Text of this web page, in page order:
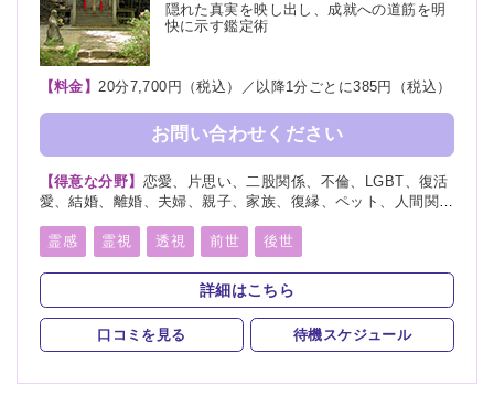
隠れた真実を映し出し、成就への道筋を明
快に示す鑑定術
【料金】20分7,700円（税込）／以降1分ごとに385円（税込）
お問い合わせください
【得意な分野】 恋愛、片思い、二股関係、不倫、LGBT、復活
愛、結婚、離婚、夫婦、親子、家族、復縁、ペット、人間関
健康、仕事、引越し、開運、故人、教育、過去、浮気、総合
運、運勢、心霊相談
霊感 霊視 透視 前世 後世
詳細はこちら
口コミを見る 待機スケジュール